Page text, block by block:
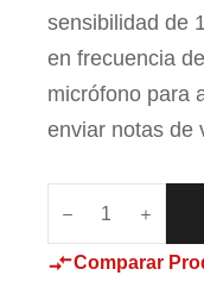
sensibilidad de
en frecuencia
micrófono para
enviar notas de
Comparar